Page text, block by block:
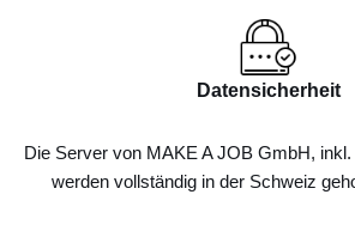
Datensicherheit
Die Server von MAKE A JOB GmbH, inkl.
werden vollständig in der Schweiz